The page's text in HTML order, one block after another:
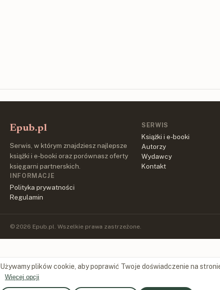
Epub.pl
Serwis, w którym znajdziesz najlepsze
książki i e-booki oraz porównasz oferty
księgarni partnerskich.
SERWIS
Książki i e-booki
Autorzy
Wydawcy
Kontakt
INFORMACJE
Polityka prywatności
Regulamin
© 2026 Epub.pl. Wszelkie prawa zastrzeżone.
Używamy plików cookie, aby poprawić Twoje doświadczenie na
Więcej opcji